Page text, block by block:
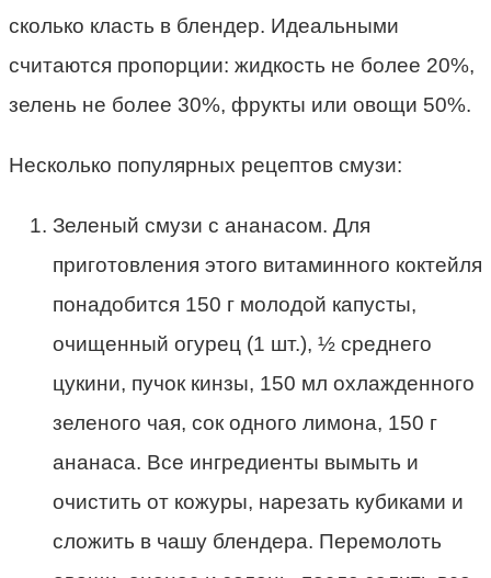
сколько класть в блендер. Идеальными
считаются пропорции: жидкость не более 20%,
зелень не более 30%, фрукты или овощи 50%.
Несколько популярных рецептов смузи:
Зеленый смузи с ананасом. Для
приготовления этого витаминного коктейля
понадобится 150 г молодой капусты,
очищенный огурец (1 шт.), ½ среднего
цукини, пучок кинзы, 150 мл охлажденного
зеленого чая, сок одного лимона, 150 г
ананаса. Все ингредиенты вымыть и
очистить от кожуры, нарезать кубиками и
сложить в чашу блендера. Перемолоть